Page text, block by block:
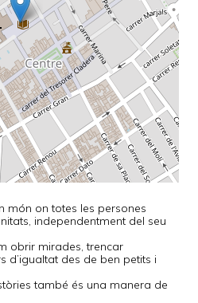
món on totes les persones
independentment del seu
obrir mirades, trencar
d’igualtat des de ben petits i
també és una manera de